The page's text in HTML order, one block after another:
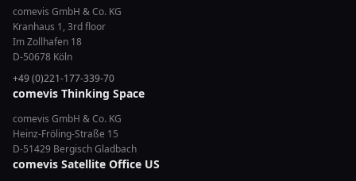
comevis GmbH & Co. KG
Kranhaus 1, 3rd floor
Im Zollhafen 18
D-50678 Köln
+49 (0)221-177-339-70
comevis Thinking Space
comevis GmbH & Co. KG
Heinz-Fröling-Straße 15
D-51429 Bergisch Gladbach
comevis Satellite Office US